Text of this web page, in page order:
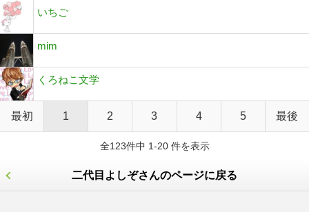
いちご
mim
くろねこ文学
最初 1 2 3 4 5 最後
全123件中 1-20 件を表示
二代目よしぞさんのページに戻る